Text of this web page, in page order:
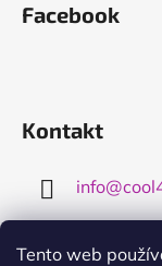
Tento web
Facebook
Kontakt
info@